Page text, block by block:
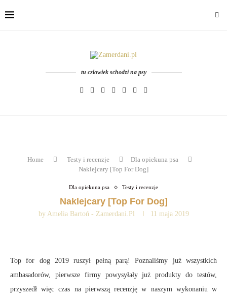
tu człowiek schodzi na psy
Home Testy i recenzje
Dla opiekuna psa
Naklejcary [Top For Dog]
Dla opiekuna psa Testy i recenzje
Naklejcary [Top For Dog]
by Amelia Bartoń - Zamerdani.pl 11 maja 2019
Top for dog 2019 ruszył pełną parą! Poznaliśmy już wszystkich
ambasadorów, pierwsze firmy powysyłały już produkty do testów,
przyszedł więc czas na pierwszą recenzję w naszym wykonaniu w